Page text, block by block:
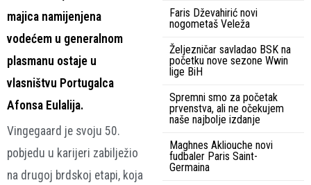
majica namijenjena
vodećem u generalnom
plasmanu ostaje u
vlasništvu Portugalca
Afonsa Eulalija.
Vingegaard je svoju 50.
pobjedu u karijeri zabilježio
na drugoj brdskoj etapi, koja
Faris Dževahirić novi
nogometaš Veleža
Željezničar savladao BSK na
početku nove sezone Wwin
lige BiH
Spremni smo za početak
prvenstva, ali ne očekujem
naše najbolje izdanje
Maghnes Akliouche novi
fudbaler Paris Saint-
Germaina